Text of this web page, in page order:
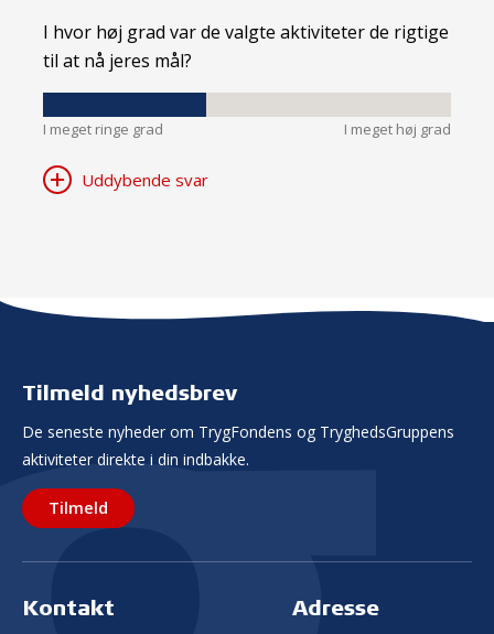
I hvor høj grad var de valgte aktiviteter de rigtige
til at nå jeres mål?
I meget ringe grad I meget høj grad
Uddybende svar
Tilmeld nyhedsbrev
De seneste nyheder om TrygFondens og TryghedsGruppens
aktiviteter direkte i din indbakke.
Tilmeld
Kontakt Adresse